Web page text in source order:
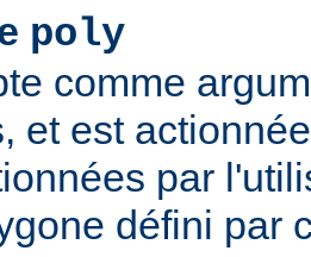
poly
comme
et est
par
défini par